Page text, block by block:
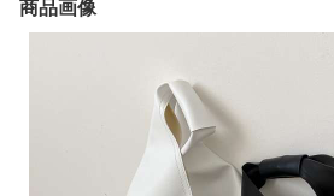
商品画像